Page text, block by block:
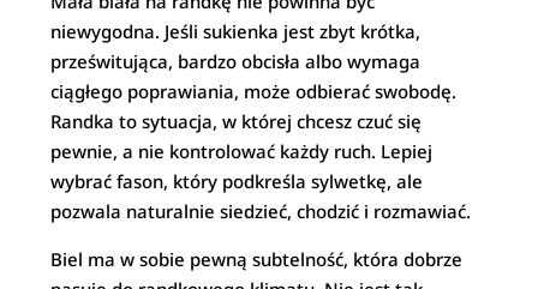
niewygodna. Jeśli sukienka jest zbyt krótka,
prześwitująca, bardzo obcisła albo wymaga
ciągłego poprawiania, może odbierać swobodę.
Randka to sytuacja, w której chcesz czuć się
pewnie, a nie kontrolować każdy ruch. Lepiej
wybrać fason, który podkreśla sylwetkę, ale
pozwala naturalnie siedzieć, chodzić i rozmawiać.
Biel ma w sobie pewną subtelność, która dobrze